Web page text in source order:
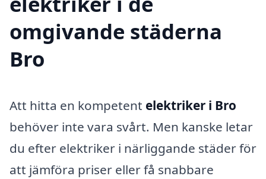
omgivande städerna
Bro
Att hitta en kompetent elektriker i Bro
behöver inte vara svårt. Men kanske letar
du efter elektriker i närliggande städer för
att jämföra priser eller få snabbare